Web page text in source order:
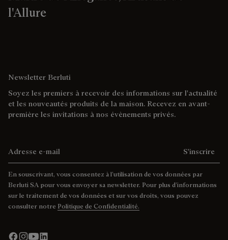
l'Allure
Newsletter Berluti
Soyez les premiers à recevoir des informations sur l'actualité
et les nouveautés produits de la maison. Recevez en avant-
première les invitations à nos évènements privés.
S'inscrire
En souscrivant, vous consentez à l’utilisation de vos données par
Berluti SA pour vous envoyer sa newsletter. Pour plus d’informations
sur le traitement de vos données et sur vos droits, vous pouvez
consulter notre Politique de Confidentialité.